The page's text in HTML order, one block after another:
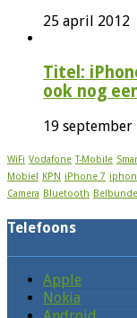
25 april 2012
Titel:
ook nog
19 september
WiFi Vodafone T-Mobile
Mobiel KPN iPhone 7
Camera Bluetooth
Telefoons
Apple
Nokia